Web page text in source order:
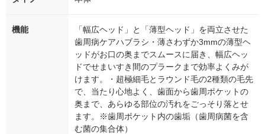
機能
「幅広ヘッド」と「薄型ヘッド」を両立させた
歯周病ケアハブラシ・薄さわずか3mmの薄型ヘ
ッドがお口の奥までスムースに届き、幅広ヘッ
ドでせまいすき間のプラークまで効率よくみが
けます。・超極細毛とラウンド毛の2種類の毛先
で、当たり心地よく、歯面から歯周ポケットの
奥まで、あらゆる部位の汚れをごっそり落とせ
ます。※歯周ポケット内の歯垢（歯周病菌を含
む菌の集合体）